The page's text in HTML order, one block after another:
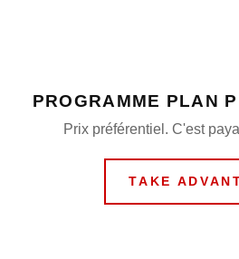
PROGRAMME PLAN
Prix préférentiel. C'est
TAKE